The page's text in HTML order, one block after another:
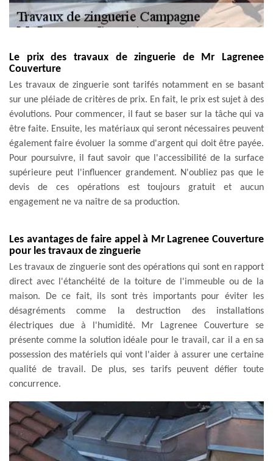
Le prix des travaux de zinguerie de Mr Lagrenee
Couverture
Les travaux de zinguerie sont tarifés notamment en se basant
sur une pléiade de critères de prix. En fait, le prix est sujet à des
évolutions. Pour commencer, il faut se baser sur la tâche qui va
être faite. Ensuite, les matériaux qui seront nécessaires peuvent
également faire évoluer la somme d'argent qui doit être payée.
Pour poursuivre, il faut savoir que l'accessibilité de la surface
supérieure peut l'influencer grandement. N'oubliez pas que le
devis de ces opérations est toujours gratuit et aucun
engagement ne va naître de sa production.
Les avantages de faire appel à Mr Lagrenee Couverture
pour les travaux de zinguerie
Les travaux de zinguerie sont des opérations qui sont en rapport
direct avec l'étanchéité de la toiture de l'immeuble ou de la
maison. De ce fait, ils sont très importants pour éviter les
désagréments comme la destruction des installations
électriques due à l'humidité. Mr Lagrenee Couverture se
présente comme la solution idéale pour le travail, car il a en sa
possession des matériels qui vont l'aider à assurer une certaine
qualité de travail. De plus, ses tarifs peuvent défier toute
concurrence.